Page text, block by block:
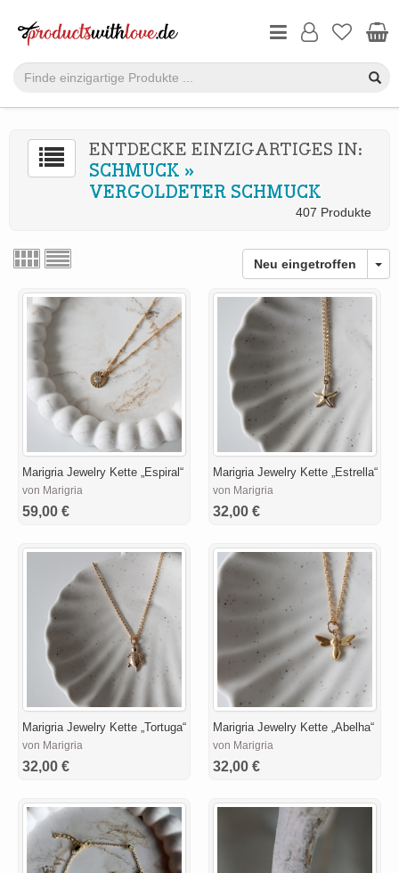
ENTDECKE EINZIGARTIGES IN:
SCHMUCK »
VERGOLDETER SCHMUCK
407 Produkte
Neu eingetroffen
Marigria Jewelry Kette „Espiral“
von Marigria
59,00 €
Marigria Jewelry Kette „Estrella“
von Marigria
32,00 €
Marigria Jewelry Kette „Tortuga“
von Marigria
32,00 €
Marigria Jewelry Kette „Abelha“
von Marigria
32,00 €